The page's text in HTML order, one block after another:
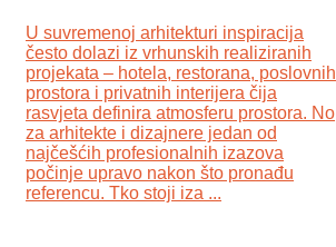
U suvremenoj arhitekturi inspiracija
često dolazi iz vrhunskih realiziranih
projekata – hotela, restorana, poslovnih
prostora i privatnih interijera čija
rasvjeta definira atmosferu prostora. No
za arhitekte i dizajnere jedan od
najčešćih profesionalnih izazova
počinje upravo nakon što pronađu
referencu. Tko stoji iza ...